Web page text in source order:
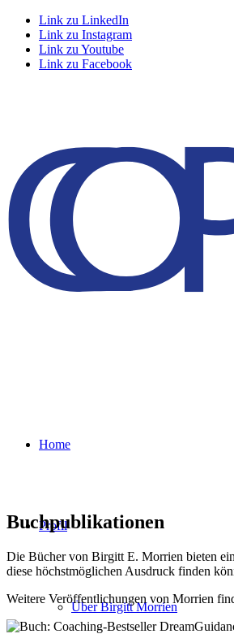
Link zu LinkedIn
Link zu Instagram
Link zu Youtube
Link zu Facebook
Home
Profil
Über Birgitt Morrien
Buchpublikationen
Die Bücher von Birgitt E. Morrien bieten
diese höchstmöglichen Ausdruck finden
Weitere Veröffentlichungen von Morrien